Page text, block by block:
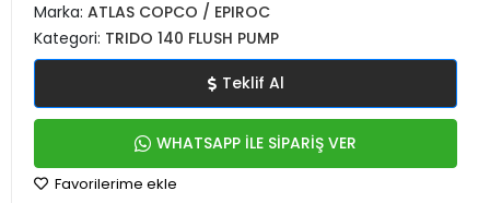
Marka: ATLAS COPCO / EPIROC
Kategori: TRIDO 140 FLUSH PUMP
Teklif Al
WHATSAPP İLE SİPARİŞ VER
Favorilerime ekle